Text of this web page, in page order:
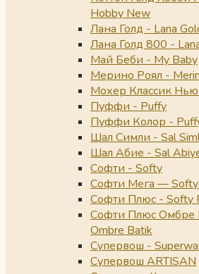
Hobby New
Лана Голд - Lana
Лана Голд 800 -
Май Беби - My Baby
Мерино Роял -
Мохер Классик
Пуффи - Puffy
Пуффи Колор -
Шал Симли - Sal
Шал Абие - Sal
Софти - Softy
Софти Мега — Softy
Софти Плюс - Softy
Софти Плюс Омбре
Ombre Batik
Супервош -
Супервош ARTISAN